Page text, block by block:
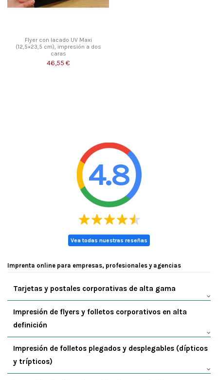
Flyer con lacado UV Maxi
(12,5×23,5 cm), impresión a dos
caras
46,55 €
4.8
Vea todas nuestras reseñas
Imprenta online para empresas, profesionales y agencias
Tarjetas y postales corporativas de alta gama
Impresión de flyers y folletos corporativos en alta
definición
Impresión de folletos plegados y desplegables (dípticos
y trípticos)